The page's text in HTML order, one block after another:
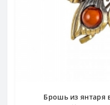
Брошь из янтаря